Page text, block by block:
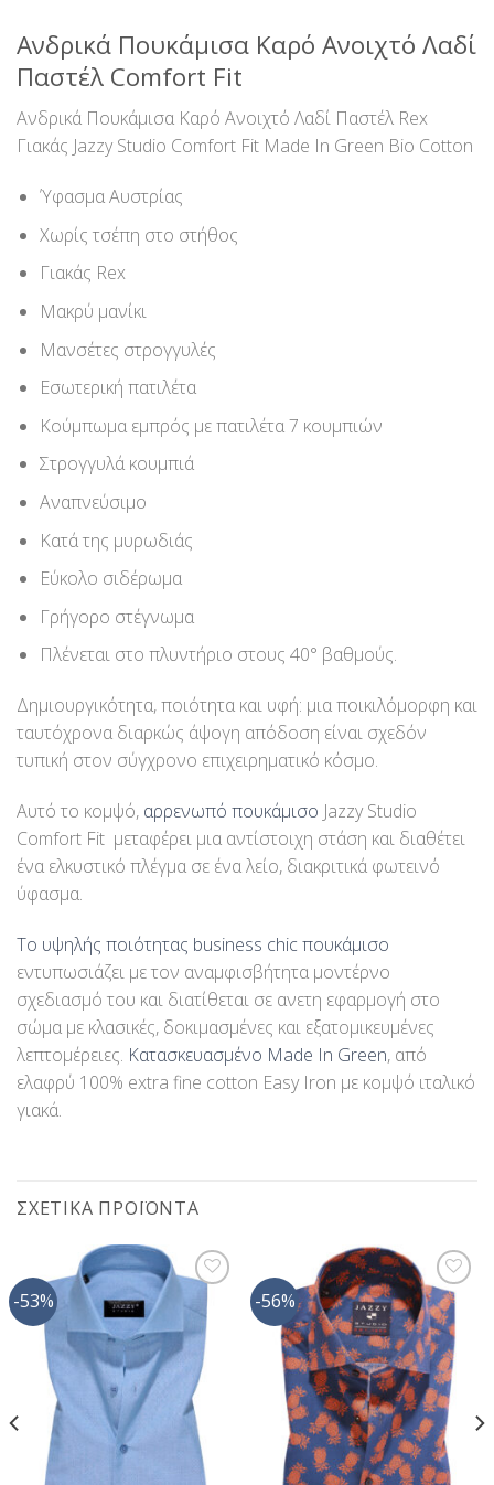
Ανδρικά Πουκάμισα Καρό Ανοιχτό Λαδί
Παστέλ Comfort Fit
Ανδρικά Πουκάμισα Καρό Ανοιχτό Λαδί Παστέλ Rex
Γιακάς Jazzy Studio Comfort Fit Made In Green Bio Cotton
Ύφασμα Αυστρίας
Χωρίς τσέπη στο στήθος
Γιακάς Rex
Μακρύ μανίκι
Μανσέτες στρογγυλές
Εσωτερική πατιλέτα
Κούμπωμα εμπρός με πατιλέτα 7 κουμπιών
Στρογγυλά κουμπιά
Αναπνεύσιμο
Κατά της μυρωδιάς
Εύκολο σιδέρωμα
Γρήγορο στέγνωμα
Πλένεται στο πλυντήριο στους 40° βαθμούς.
Δημιουργικότητα, ποιότητα και υφή: μια ποικιλόμορφη και
ταυτόχρονα διαρκώς άψογη απόδοση είναι σχεδόν
τυπική στον σύγχρονο επιχειρηματικό κόσμο.
Αυτό το κομψό, αρρενωπό πουκάμισο Jazzy Studio
Comfort Fit μεταφέρει μια αντίστοιχη στάση και διαθέτει
ένα ελκυστικό πλέγμα σε ένα λείο, διακριτικά φωτεινό
ύφασμα.
Το υψηλής ποιότητας business chic πουκάμισο
εντυπωσιάζει με τον αναμφισβήτητα μοντέρνο
σχεδιασμό του και διατίθεται σε ανετη εφαρμογή στο
σώμα με κλασικές, δοκιμασμένες και εξατομικευμένες
λεπτομέρειες. Κατασκευασμένο Made In Green, από
ελαφρύ 100% extra fine cotton Easy Iron με κομψό ιταλικό
γιακά.
ΣΧΕΤΙΚΆ ΠΡΟΪΌΝΤΑ
-53%
Επιθυμίας
-56%
Προσθήκη
στη Λίστα
Επιθυμίας